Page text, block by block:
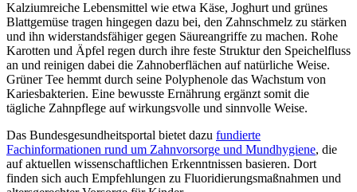
Kalziumreiche Lebensmittel wie etwa Käse, Joghurt und grünes
Blattgemüse tragen hingegen dazu bei, den Zahnschmelz zu stärken
und ihn widerstandsfähiger gegen Säureangriffe zu machen. Rohe
Karotten und Äpfel regen durch ihre feste Struktur den Speichelfluss
an und reinigen dabei die Zahnoberflächen auf natürliche Weise.
Grüner Tee hemmt durch seine Polyphenole das Wachstum von
Kariesbakterien. Eine bewusste Ernährung ergänzt somit die
tägliche Zahnpflege auf wirkungsvolle und sinnvolle Weise.
Das Bundesgesundheitsportal bietet dazu fundierte
Fachinformationen rund um Zahnvorsorge und Mundhygiene, die
auf aktuellen wissenschaftlichen Erkenntnissen basieren. Dort
finden sich auch Empfehlungen zu Fluoridierungsmaßnahmen und